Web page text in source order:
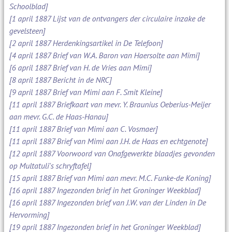
Schoolblad]
[1 april 1887 Lijst van de ontvangers der circulaire inzake de
gevelsteen]
[2 april 1887 Herdenkingsartikel in De Telefoon]
[4 april 1887 Brief van W.A. Baron van Haersolte aan Mimi]
[6 april 1887 Brief van H. de Vries aan Mimi]
[8 april 1887 Bericht in de NRC]
[9 april 1887 Brief van Mimi aan F. Smit Kleine]
[11 april 1887 Briefkaart van mevr. Y. Braunius Oeberius-Meijer
aan mevr. G.C. de Haas-Hanau]
[11 april 1887 Brief van Mimi aan C. Vosmaer]
[11 april 1887 Brief van Mimi aan J.H. de Haas en echtgenote]
[12 april 1887 Voorwoord van Onafgewerkte blaadjes gevonden
op Multatuli's schryftafel]
[15 april 1887 Brief van Mimi aan mevr. M.C. Funke-de Koning]
[16 april 1887 Ingezonden brief in het Groninger Weekblad]
[16 april 1887 Ingezonden brief van J.W. van der Linden in De
Hervorming]
[19 april 1887 Ingezonden brief in het Groninger Weekblad]